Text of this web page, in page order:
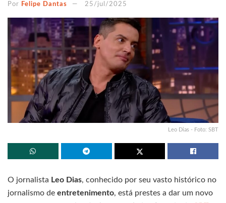
Por Felipe Dantas 25/jul/2025
Leo Dias - Foto: SBT
O jornalista Leo Dias, conhecido por seu vasto histórico no
jornalismo de entretenimento, está prestes a dar um novo